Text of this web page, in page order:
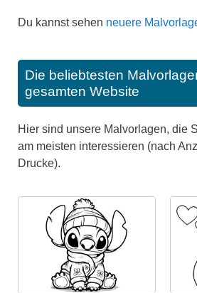
Du kannst sehen neuere
Die beliebtesten
gesamten Website
Hier sind unsere Malvorlagen, die
am meisten interessieren (nach
Drucke).